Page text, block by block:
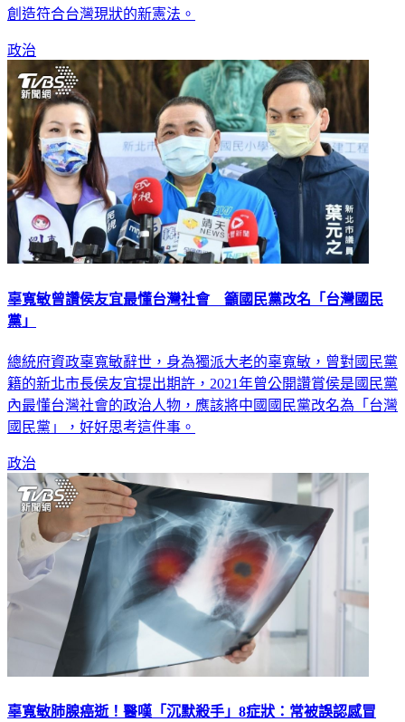
創造符合台灣現狀的新憲法。
政治
辜寬敏曾讚侯友宜最懂台灣社會 籲國民黨改名「台灣國民
黨」
總統府資政辜寬敏辭世，身為獨派大老的辜寬敏，曾對國民黨
籍的新北市長侯友宜提出期許，2021年曾公開讚賞侯是國民黨
內最懂台灣社會的政治人物，應該將中國國民黨改名為「台灣
國民黨」，好好思考這件事。
政治
辜寬敏肺腺癌逝！醫嘆「沉默殺手」8症狀：常被誤認感冒